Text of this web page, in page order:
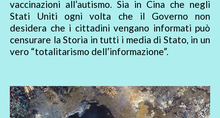
vaccinazioni all’autismo. Sia in Cina che negli
Stati Uniti ogni volta che il Governo non
desidera che i cittadini vengano informati può
censurare la Storia in tutti i media di Stato, in un
vero “totalitarismo dell’informazione”.